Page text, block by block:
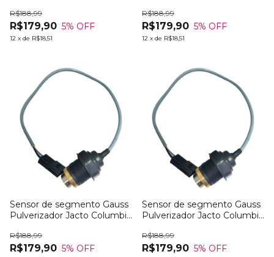
R$179,90
R$188,99
5% OFF
12 x de R$18,51
R$179,90
R$188,99
5% OFF
12 x de R$18,51
Sensor de segmento Gauss
Pulverizador Jacto Columbia
R$179,90
R$188,99
5% OFF
Sensor de segmento Gauss
Pulverizador Jacto Columbia
R$179,90
R$188,99
5% OFF